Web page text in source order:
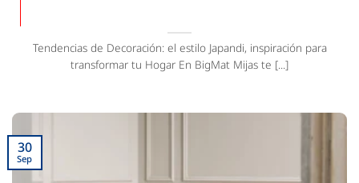
Tendencias de Decoración: el estilo Japandi, inspiración para
transformar tu Hogar En BigMat Mijas te [...]
30
Sep